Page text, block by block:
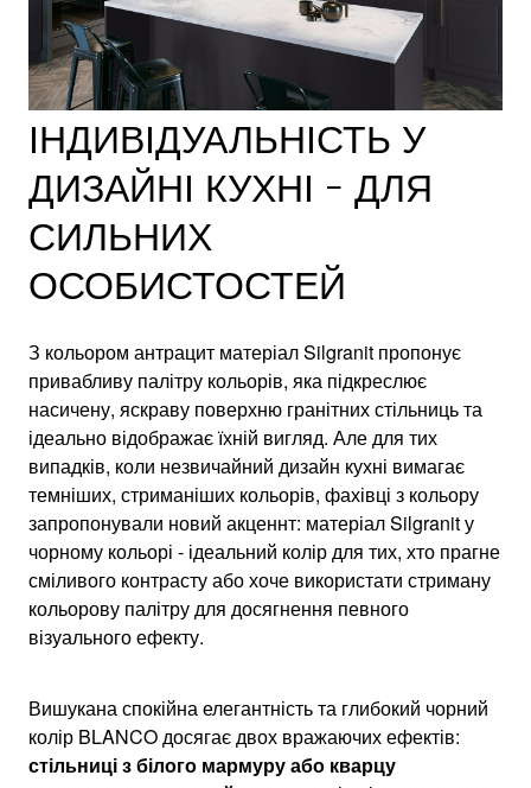
ІНДИВІДУАЛЬНІСТЬ У
ДИЗАЙНІ КУХНІ - ДЛЯ
СИЛЬНИХ
ОСОБИСТОСТЕЙ
З кольором антрацит матеріал Silgranit пропонує
привабливу палітру кольорів, яка підкреслює
насичену, яскраву поверхню гранітних стільниць та
ідеально відображає їхній вигляд. Але для тих
випадків, коли незвичайний дизайн кухні вимагає
темніших, стриманіших кольорів, фахівці з кольору
запропонували новий акценнт: матеріал Silgranit у
чорному кольорі - ідеальний колір для тих, хто прагне
сміливого контрасту або хоче використати стриману
кольорову палітру для досягнення певного
візуального ефекту.
Вишукана спокійна елегантність та глибокий чорний
колір BLANCO досягає двох вражаючих ефектів:
стільниці з білого мармуру або кварцу